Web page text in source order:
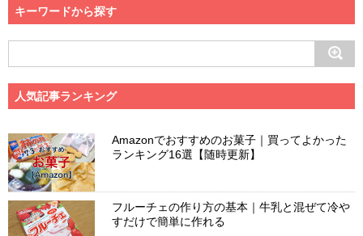
キーワードから探す
人気記事ランキング
Amazonでおすすめのお菓子｜買ってよかった
ランキング16選【随時更新】
フルーチェの作り方の基本｜牛乳と混ぜて冷や
すだけで簡単に作れる